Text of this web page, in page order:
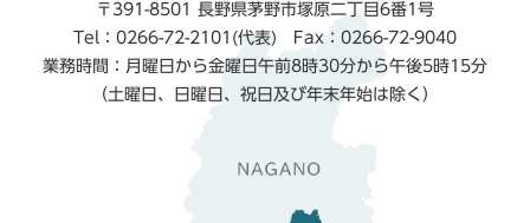
〒391-8501 長野県茅野市塚原二丁目6番1号
Tel：0266-72-2101(代表) Fax：0266-72-9040
業務時間：月曜日から金曜日午前8時30分から午後5時15分
（土曜日、日曜日、祝日及び年末年始は除く）